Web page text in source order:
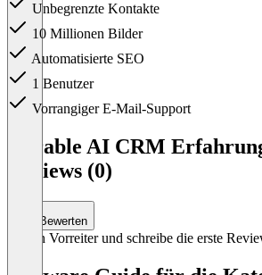
Unbegrenzte Kontakte
10 Millionen Bilder
Automatisierte SEO
1 Benutzer
Vorrangiger E-Mail-Support
Durable AI CRM
Reviews (0)
Bewerten
Sei ein Vorreiter und schreibe die erste